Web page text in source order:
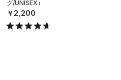
グ/UNISEX）
￥2,200